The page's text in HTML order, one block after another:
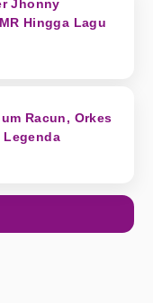
Jhonny
Hingga Lagu
Racun, Orkes
Legenda